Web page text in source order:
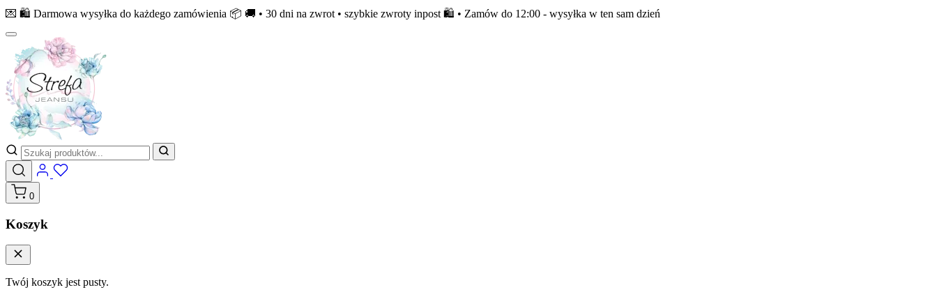
💌 🛍️ Darmowa wysyłka do każdego zamówienia 📦 🚚 • 30 dni na zwrot • szybkie zwroty inpost 🛍️ • Zamów do 12:00 - wysyłka w ten sam dzień
0
Koszyk
Twój koszyk jest pusty.